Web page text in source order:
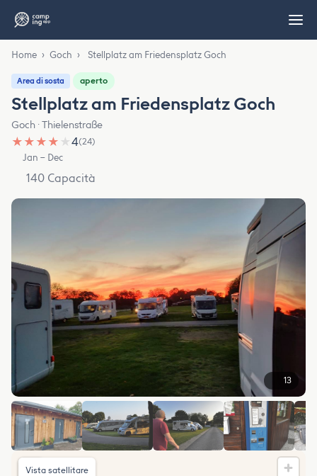
Home › Goch › Stellplatz am Friedensplatz Goch
Area di sosta aperto
Stellplatz am Friedensplatz Goch
Goch · Thielenstraße
★ ★ ★ ★ ★4(24)
Jan – Dec
140 Capacità
13
Vista satellitare